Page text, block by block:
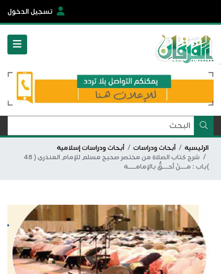
تسجيل الدخول
الرئيسية أبحاث ودراسات
أبحاث ودراسات إسلامية
شرح كتاب الصلاة من مختصر صحيح مسلم للإمام المنذري ( 48
)باب : مـــنْ أحـــقُّ بالإمامــــة